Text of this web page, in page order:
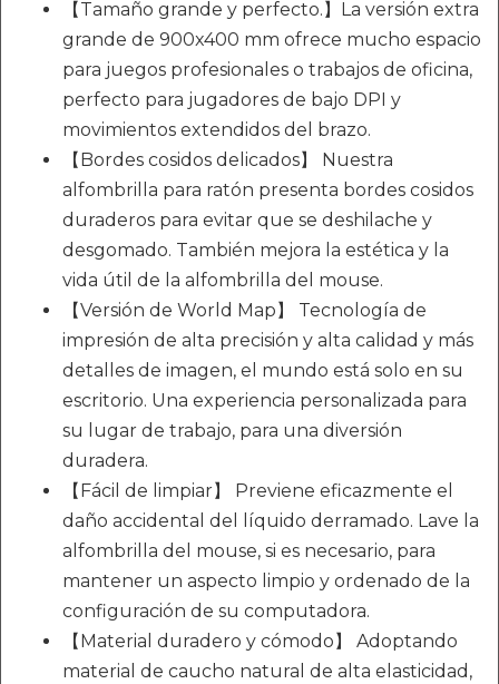
【Tamaño grande y perfecto.】La versión extra
grande de 900x400 mm ofrece mucho espacio
para juegos profesionales o trabajos de oficina,
perfecto para jugadores de bajo DPI y
movimientos extendidos del brazo.
【Bordes cosidos delicados】 Nuestra
alfombrilla para ratón presenta bordes cosidos
duraderos para evitar que se deshilache y
desgomado. También mejora la estética y la
vida útil de la alfombrilla del mouse.
【Versión de World Map】 Tecnología de
impresión de alta precisión y alta calidad y más
detalles de imagen, el mundo está solo en su
escritorio. Una experiencia personalizada para
su lugar de trabajo, para una diversión
duradera.
【Fácil de limpiar】 Previene eficazmente el
daño accidental del líquido derramado. Lave la
alfombrilla del mouse, si es necesario, para
mantener un aspecto limpio y ordenado de la
configuración de su computadora.
【Material duradero y cómodo】 Adoptando
material de caucho natural de alta elasticidad,